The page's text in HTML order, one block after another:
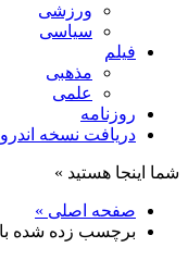
ورزشی
سیاسی
فیلم
مذهبی
علمی
روزنامه
دریافت نسخه
شما اینجا هستید »
صفحه اصلی »
برچسب زده شده